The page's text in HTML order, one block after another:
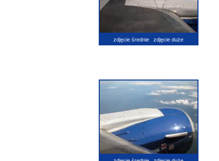
zdjęcie średnie zdjęcie duże